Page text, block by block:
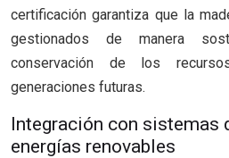
certificación garantiza que la
gestionados de manera
conservación de los
generaciones futuras.
Integración con sistemas
energías renovables